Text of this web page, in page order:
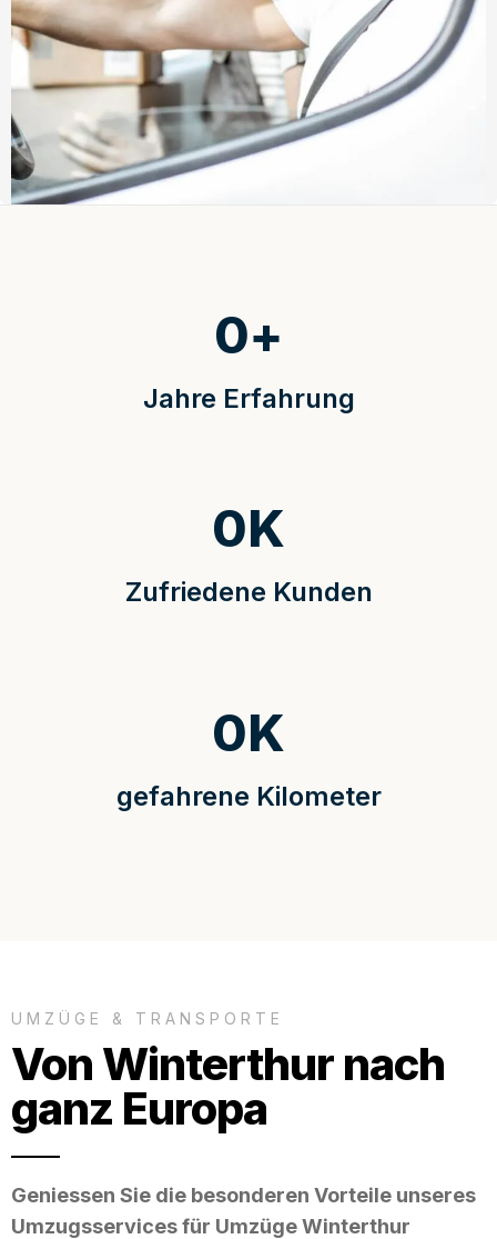
Jahre Erfahrung
0+
Zufriedene Kunden
0K
gefahrene Kilometer
0K
UMZÜGE & TRANSPORTE
Von Winterthur nach
ganz Europa
Geniessen Sie die besonderen Vorteile unseres
Umzugsservices für Umzüge Winterthur